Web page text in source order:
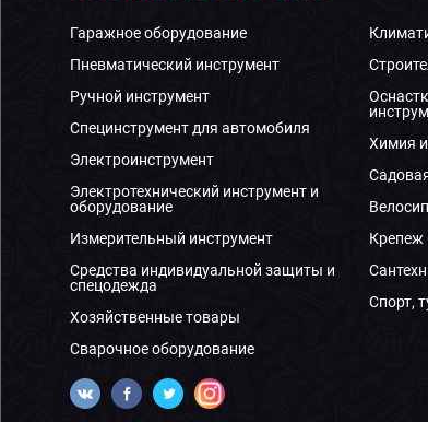
Гаражное оборудование
Пневматический инструмент
Ручной инструмент
Специнструмент для автомобиля
Электроинструмент
Электротехнический инструмент и
оборудование
Измерительный инструмент
Средства индивидуальной защиты и
спецодежда
Хозяйственные товары
Сварочное оборудование
Химия
Крепеж
Спорт,